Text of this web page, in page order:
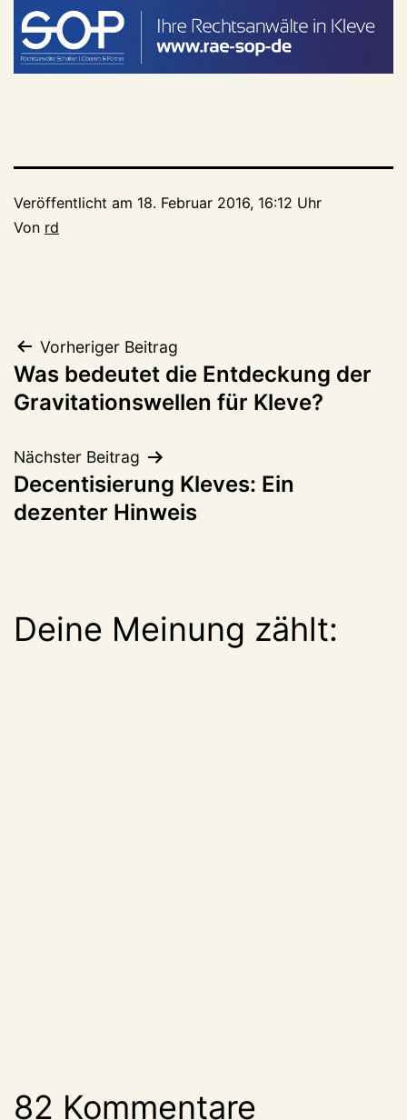
Veröffentlicht am 18. Februar 2016, 16:12 Uhr
Von rd
Beitragsnavigation
Vorheriger Beitrag
Was bedeutet die Entdeckung der
Gravitationswellen für Kleve?
Nächster Beitrag
Decentisierung Kleves: Ein
dezenter Hinweis
Deine Meinung zählt:
82 Kommentare